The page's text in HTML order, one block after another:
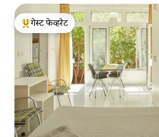
टॉप गेस्ट फेव्हरेट
गेस्ट फेव्हरेट